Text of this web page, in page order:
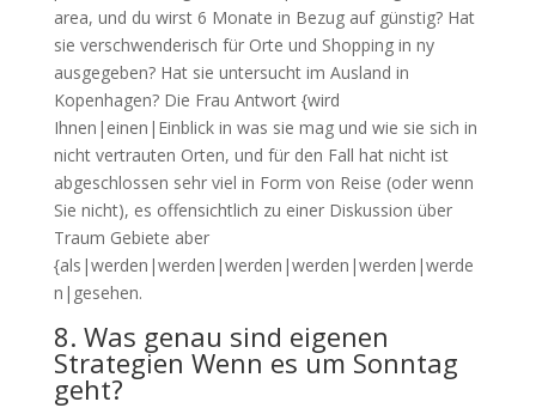
area, und du wirst 6 Monate in Bezug auf günstig? Hat
sie verschwenderisch für Orte und Shopping in ny
ausgegeben? Hat sie untersucht im Ausland in
Kopenhagen? Die Frau Antwort {wird
Ihnen|einen|Einblick in was sie mag und wie sie sich in
nicht vertrauten Orten, und für den Fall hat nicht ist
abgeschlossen sehr viel in Form von Reise (oder wenn
Sie nicht), es offensichtlich zu einer Diskussion über
Traum Gebiete aber
{als|werden|werden|werden|werden|werden|werde
n|gesehen.
8. Was genau sind eigenen
Strategien Wenn es um Sonntag
geht?